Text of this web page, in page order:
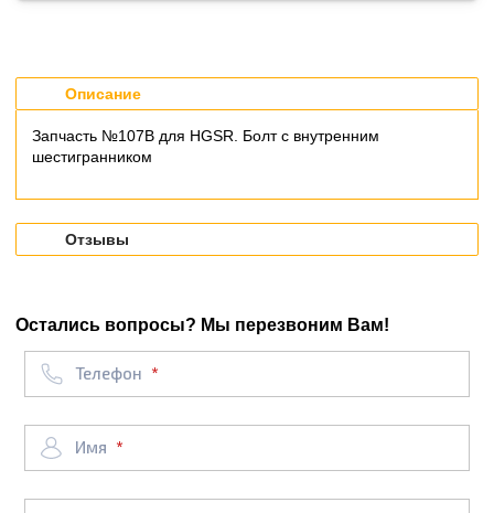
Описание
Запчасть №107B для HGSR. Болт с внутренним
шестигранником
Отзывы
Остались вопросы? Мы перезвоним Вам!
Телефон
Имя